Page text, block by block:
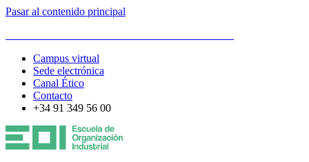
Pasar al contenido principal
Campus virtual
Sede electrónica
Canal Ético
Contacto
+34 91 349 56 00